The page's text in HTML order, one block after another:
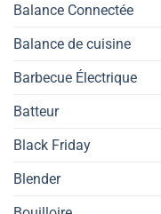
Balance Connectée
Balance de cuisine
Barbecue Électrique
Batteur
Black Friday
Blender